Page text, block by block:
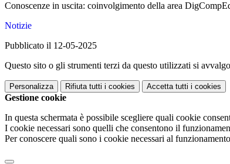
Conoscenze in uscita: coinvolgimento della area
Notizie
Pubblicato il 12-05-2025
Questo sito o gli strumenti terzi da questo utilizzati si
Personalizza Rifiuta tutti i cookies Accetta tutti i cookies
Gestione cookie
In questa schermata è possibile scegliere quali cookie
I cookie necessari sono quelli che consentono il
Per conoscere quali sono i cookie necessari al